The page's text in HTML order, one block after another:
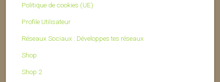
Politique de cookies (UE)
Profile Utilisateur
Réseaux Sociaux : Développes tes réseaux
Shop
Shop 2